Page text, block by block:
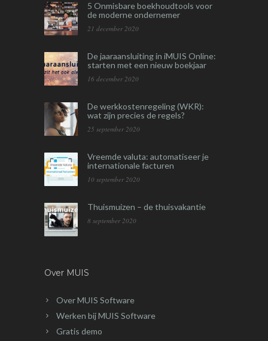
5 Onmisbare boekhoudtools voor
de moderne ondernemer
21 december 2020
De jaaraansluiting in iMUIS Online:
starten met een nieuw boekjaar
16 december 2020
De werkkostenregeling (WKR):
wat zijn precies de regels?
25 september 2020
Vreemde valuta: automatiseer je
internationale facturen
10 september 2020
Thuismuizen – de thuisvakantie
8 september 2020
Over MUIS
Over MUIS Software
Werken bij MUIS Software
Gratis demo